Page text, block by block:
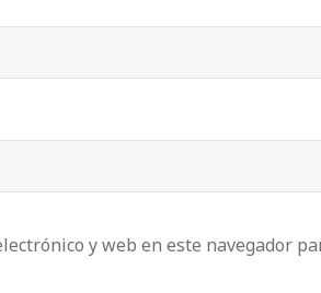
y web en este navegador